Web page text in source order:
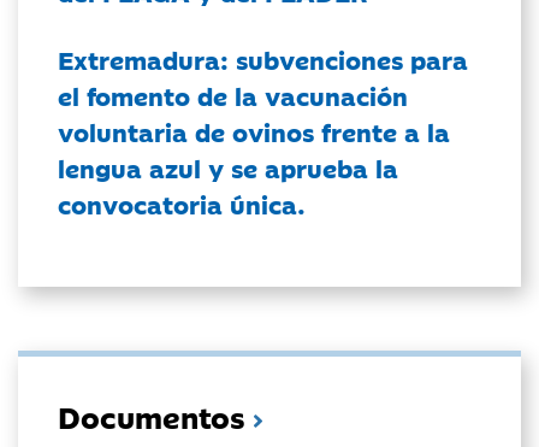
Extremadura: subvenciones para
el fomento de la vacunación
voluntaria de ovinos frente a la
lengua azul y se aprueba la
convocatoria única.
Documentos